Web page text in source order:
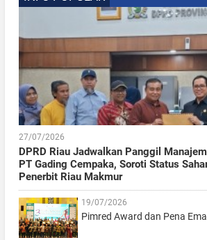
27/07/2026
DPRD Riau Jadwalkan Panggil
PT Gading Cempaka, Soroti Status
Penerbit Riau Makmur
19/07/2026
Pimred Award dan Pena